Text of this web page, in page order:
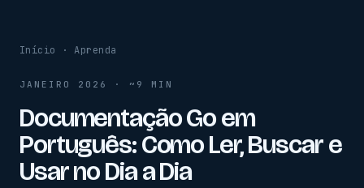
Início ·Aprenda
JANEIRO 2026 · ~9 MIN
Documentação Go em
Português: Como Ler, Buscar e
Usar no Dia a Dia